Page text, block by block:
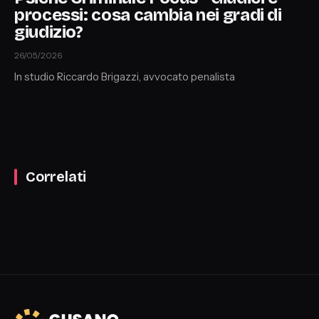
processi: cosa cambia nei gradi di
giudizio?
26/05/2026
In studio Riccardo Brigazzi, avvocato penalista
Correlati